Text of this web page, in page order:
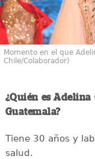
Momento en el que
Chile/Colaborador)
¿Quién es Adelina
Guatemala?
Tiene 30 años y
salud.